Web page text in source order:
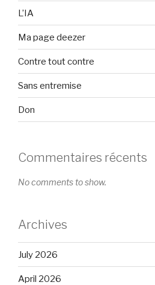
L’IA
Ma page deezer
Contre tout contre
Sans entremise
Don
Commentaires récents
No comments to show.
Archives
July 2026
April 2026